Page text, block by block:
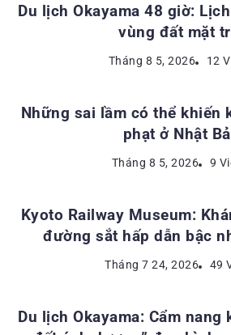
Du lịch Okayama 48 giờ:
vùng đất mặt
Tháng 8 5, 2026 12
KINH NGHIỆM DU LỊCH
Những sai lầm có thể khiến
phạt ở Nhật
Tháng 8 5, 2026 9
ĐỊA ĐIỂM DU LỊCH NHẬT
Kyoto Railway Museum:
đường sắt hấp dẫn bậc
Tháng 7 24, 2026 49
ĐỊA ĐIỂM DU LỊCH NHẬT
Du lịch Okayama: Cẩm nang